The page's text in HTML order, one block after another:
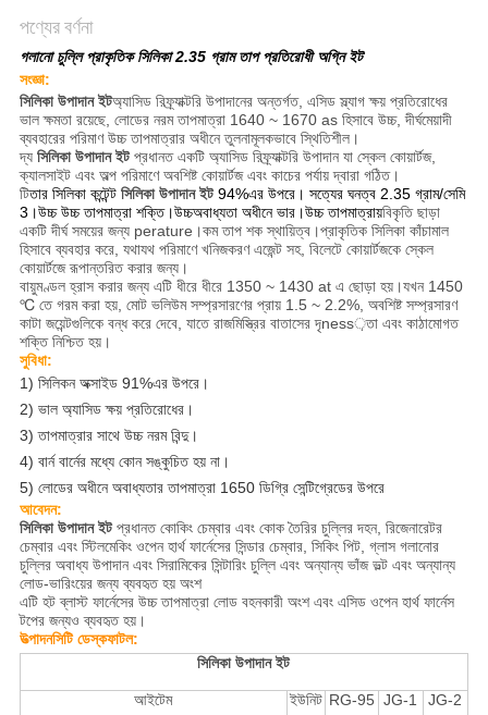
পণ্যের বর্ণনা
গলানো চুল্লি প্রাকৃতিক সিলিকা 2.35 গ্রাম তাপ প্রতিরোধী অগ্নি ইট
সংজ্ঞা:
সিলিকা উপাদান ইটঅ্যাসিড রিফ্র্যাক্টরি উপাদানের অন্তর্গত, এসিড স্ল্যাগ ক্ষয় প্রতিরোধের
ভাল ক্ষমতা রয়েছে, লোডের নরম তাপমাত্রা 1640 ~ 1670 as হিসাবে উচ্চ, দীর্ঘমেয়াদী
ব্যবহারের পরিমাণ উচ্চ তাপমাত্রার অধীনে তুলনামূলকভাবে স্থিতিশীল।
দ্যসিলিকা উপাদান ইটপ্রধানত একটি অ্যাসিড রিফ্র্যাক্টরি উপাদান যা স্কেল কোয়ার্টজ,
ক্যালসাইট এবং অল্প পরিমাণে অবশিষ্ট কোয়ার্টজ এবং কাচের পর্যায় দ্বারা গঠিত।
টিতার সিলিকা কন্টেন্ট সিলিকা উপাদান ইট 94%এর উপরে। সত্যের ঘনত্ব 2.35 গ্রাম/সেমি
3।উচ্চ উচ্চ তাপমাত্রা শক্তি।উচ্চঅবাধ্যতা অধীনে ভার।উচ্চ তাপমাত্রায়বিকৃতি ছাড়া
একটি দীর্ঘ সময়ের জন্য perature।কম তাপ শক স্থায়িত্ব।প্রাকৃতিক সিলিকা কাঁচামাল
হিসাবে ব্যবহার করে, যথাযথ পরিমাণে খনিজকরণ এজেন্ট সহ, বিলেটে কোয়ার্টজকে স্কেল
কোয়ার্টজে রূপান্তরিত করার জন্য।
বায়ুমণ্ডল হ্রাস করার জন্য এটি ধীরে ধীরে 1350 ~ 1430 at এ ছোড়া হয়।যখন 1450
℃ তে গরম করা হয়, মোট ভলিউম সম্প্রসারণের প্রায় 1.5 ~ 2.2%, অবশিষ্ট সম্প্রসারণ
কাটা জয়েন্টগুলিকে বন্ধ করে দেবে, যাতে রাজমিস্ত্রির বাতাসের দৃness়তা এবং কাঠামোগত
শক্তি নিশ্চিত হয়।
সুবিধা:
1) সিলিকন অক্সাইড 91%এর উপরে।
2) ভাল অ্যাসিড ক্ষয় প্রতিরোধের।
3) তাপমাত্রার সাথে উচ্চ নরম বিন্দু।
4) বার্ন বার্নের মধ্যে কোন সঙ্কুচিত হয় না।
5) লোডের অধীনে অবাধ্যতার তাপমাত্রা 1650 ডিগ্রি সেন্টিগ্রেডের উপরে
আবেদন:
সিলিকা উপাদান ইটপ্রধানত কোকিং চেম্বার এবং কোক তৈরির চুল্লির দহন, রিজেনারেটর
চেম্বার এবং স্টিলমেকিং ওপেন হার্থ ফার্নেসের সিন্ডার চেম্বার, সিকিং পিট, গ্লাস গলানোর
চুল্লির অবাধ্য উপাদান এবং সিরামিকের সিন্টারিং চুল্লি এবং অন্যান্য ভাঁজ ভল্ট এবং অন্যান্য
লোড-ভারিংয়ের জন্য ব্যবহৃত হয় অংশ
এটি হট ব্লাস্ট ফার্নেসের উচ্চ তাপমাত্রা লোড বহনকারী অংশ এবং এসিড ওপেন হার্থ ফার্নেস
টপের জন্যও ব্যবহৃত হয়।
উত্পাদনসিটি ডেস্কফাটল:
সিলিকা উপাদান ইট
আইটেম ইউনিট RG-95 JG-1 JG-2